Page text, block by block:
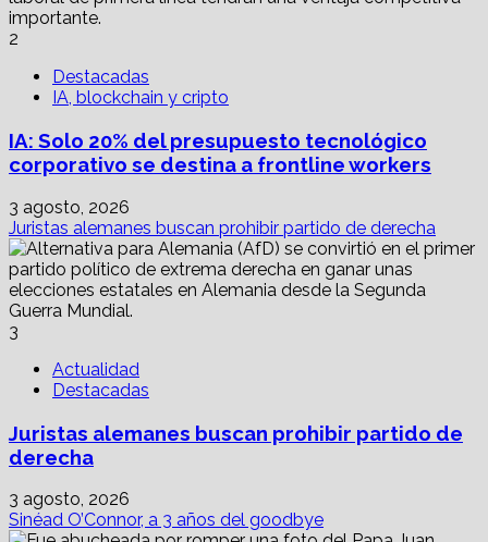
2
Destacadas
IA, blockchain y cripto
IA: Solo 20% del presupuesto tecnológico
corporativo se destina a frontline workers
3 agosto, 2026
Juristas alemanes buscan prohibir partido de derecha
3
Actualidad
Destacadas
Juristas alemanes buscan prohibir partido de
derecha
3 agosto, 2026
Sinéad O’Connor, a 3 años del goodbye